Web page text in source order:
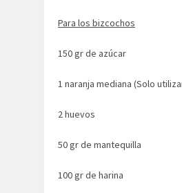
Para los bizcochos
150 gr de azúcar
1 naranja mediana (Solo
2 huevos
50 gr de mantequilla
100 gr de harina